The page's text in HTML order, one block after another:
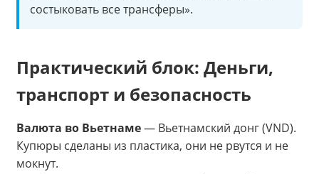
состыковать все трансферы».
Практический блок: Деньги,
транспорт и безопасность
Валюта во Вьетнаме— Вьетнамский донг (VND).
Купюры сделаны из пластика, они не рвутся и не
мокнут.